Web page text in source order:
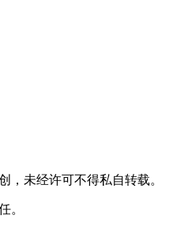
，未经许可不得私自转载。
。